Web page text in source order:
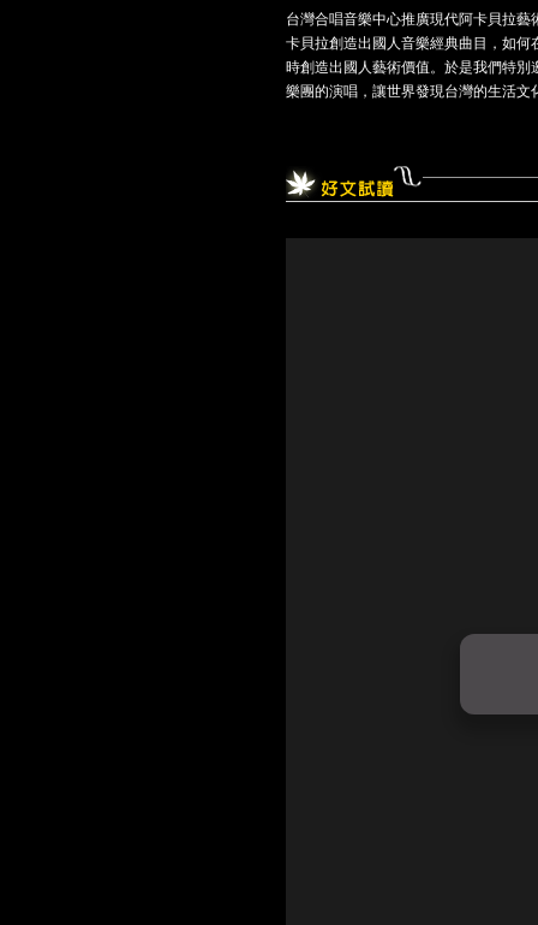
台灣合唱音樂中心推廣現代阿卡貝拉
卡貝拉創造出國人音樂經典曲目，如
時創造出國人藝術價值。於是我們特
樂團的演唱，讓世界發現台灣的生活文